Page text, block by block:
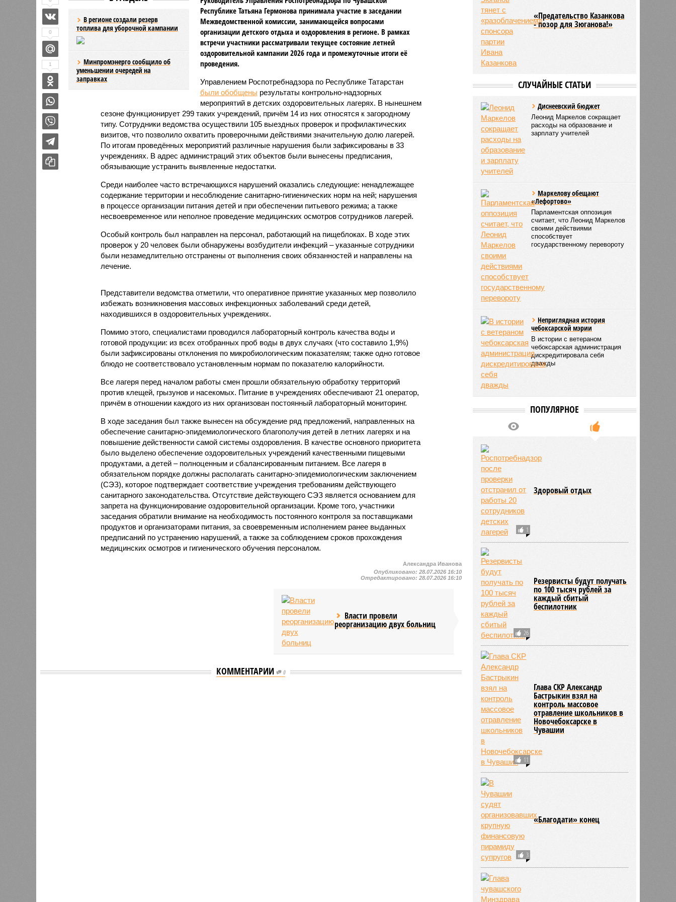
В регионе создали резерв
топлива для уборочной кампании
Минпромэнерго сообщило об
уменьшении очередей на
заправках
Республике Татьяна Гермонова принимала участие в заседании
Межведомственной комиссии, занимающейся вопросами
организации детского отдыха и оздоровления в регионе. В рамках
встречи участники рассматривали текущее состояние летней
оздоровительной кампании 2026 года и промежуточные итоги её
проведения.
Управлением Роспотребнадзора по Республике Татарстан
были обобщены результаты контрольно-надзорных
мероприятий в детских оздоровительных лагерях. В нынешнем
сезоне функционирует 299 таких учреждений, причём 14 из них относятся к загородному
типу. Сотрудники ведомства осуществили 105 выездных проверок и профилактических
визитов, что позволило охватить проверочными действиями значительную долю лагерей.
По итогам проведённых мероприятий различные нарушения были зафиксированы в 33
учреждениях. В адрес администраций этих объектов были вынесены предписания,
обязывающие устранить выявленные недостатки.
Среди наиболее часто встречающихся нарушений оказались следующие: ненадлежащее
содержание территории и несоблюдение санитарно-гигиенических норм на ней; нарушения
в процессе организации питания детей и при обеспечении питьевого режима; а также
несвоевременное или неполное проведение медицинских осмотров сотрудников лагерей.
Особый контроль был направлен на персонал, работающий на пищеблоках. В ходе этих
проверок у 20 человек были обнаружены возбудители инфекций – указанные сотрудники
были незамедлительно отстранены от выполнения своих обязанностей и направлены на
лечение.
Представители ведомства отметили, что оперативное принятие указанных мер позволило
избежать возникновения массовых инфекционных заболеваний среди детей,
находившихся в оздоровительных учреждениях.
Помимо этого, специалистами проводился лабораторный контроль качества воды и
готовой продукции: из всех отобранных проб воды в двух случаях (что составило 1,9%)
были зафиксированы отклонения по микробиологическим показателям; также одно готовое
блюдо не соответствовало установленным нормам по показателю калорийности.
Все лагеря перед началом работы смен прошли обязательную обработку территорий
против клещей, грызунов и насекомых. Питание в учреждениях обеспечивают 21 оператор,
причём в отношении каждого из них организован постоянный лабораторный мониторинг.
В ходе заседания был также вынесен на обсуждение ряд предложений, направленных на
обеспечение санитарно-эпидемиологического благополучия детей в летних лагерях и на
повышение действенности самой системы оздоровления. В качестве основного приоритета
было выделено обеспечение оздоровительных учреждений качественными пищевыми
продуктами, а детей – полноценным и сбалансированным питанием. Все лагеря в
обязательном порядке должны располагать санитарно-эпидемиологическим заключением
(СЭЗ), которое подтверждает соответствие учреждения требованиям действующего
санитарного законодательства. Отсутствие действующего СЭЗ является основанием для
запрета на функционирование оздоровительной организации. Кроме того, участники
заседания обратили внимание на необходимость постоянного контроля за поставщиками
продуктов и организаторами питания, за своевременным исполнением ранее выданных
предписаний по устранению нарушений, а также за соблюдением сроков прохождения
медицинских осмотров и гигиенического обучения персоналом.
0
1
Александра Иванова
Опубликовано:28.07.2026 16:10
Отредактировано:28.07.2026 16:10
Власти провели
реорганизацию двух больниц
КОММЕНТАРИИ 0
«Предательство Казанкова
- позор для Зюганова!»
СЛУЧАЙНЫЕ СТАТЬИ
Диснеевский бюджет
Леонид Маркелов сокращает
расходы на образование и
зарплату учителей
Маркелову обещают
«Лефортово»
Парламентская оппозиция
считает, что Леонид Маркелов
своими действиями
способствует
государственному перевороту
Неприглядная история
чебоксарской мэрии
В истории с ветераном
чебоксарская администрация
дискредитировала себя
дважды
ПОПУЛЯРНОЕ
1
Здоровый отдых
26
Резервисты будут получать
по 100 тысяч рублей за
каждый сбитый
беспилотник
11
Глава СКР Александр
Бастрыкин взял на
контроль массовое
отравление школьников в
Новочебоксарске в
Чувашии
3
«Благодати» конец